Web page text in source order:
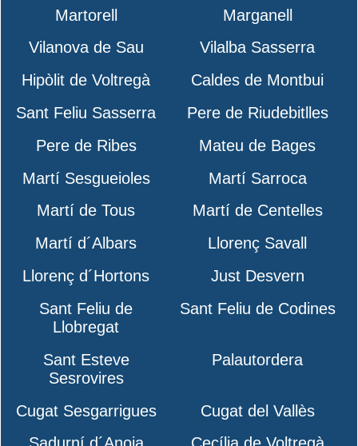
Martorell
Marganell
Vilanova de Sau
Vilalba Sasserra
Hipòlit de Voltregà
Caldes de Montbui
Sant Feliu Sasserra
Pere de Riudebitlles
Pere de Ribes
Mateu de Bages
Martí Sesgueioles
Martí Sarroca
Martí de Tous
Martí de Centelles
Martí d´Albars
Llorenç Savall
Llorenç d´Hortons
Just Desvern
Sant Feliu de
Llobregat
Sant Feliu de Codines
Sant Esteve
Sesrovires
Palautordera
Cugat Sesgarrigues
Cugat del Vallès